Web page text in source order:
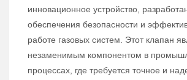
инновационное устройство,
обеспечения безопасности и
работе газовых систем. Этот клапан
незаменимым компонентом в
процессах, где требуется точное и